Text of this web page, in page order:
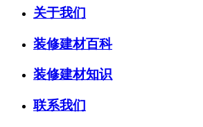
关于我们
装修建材百科
装修建材知识
联系我们